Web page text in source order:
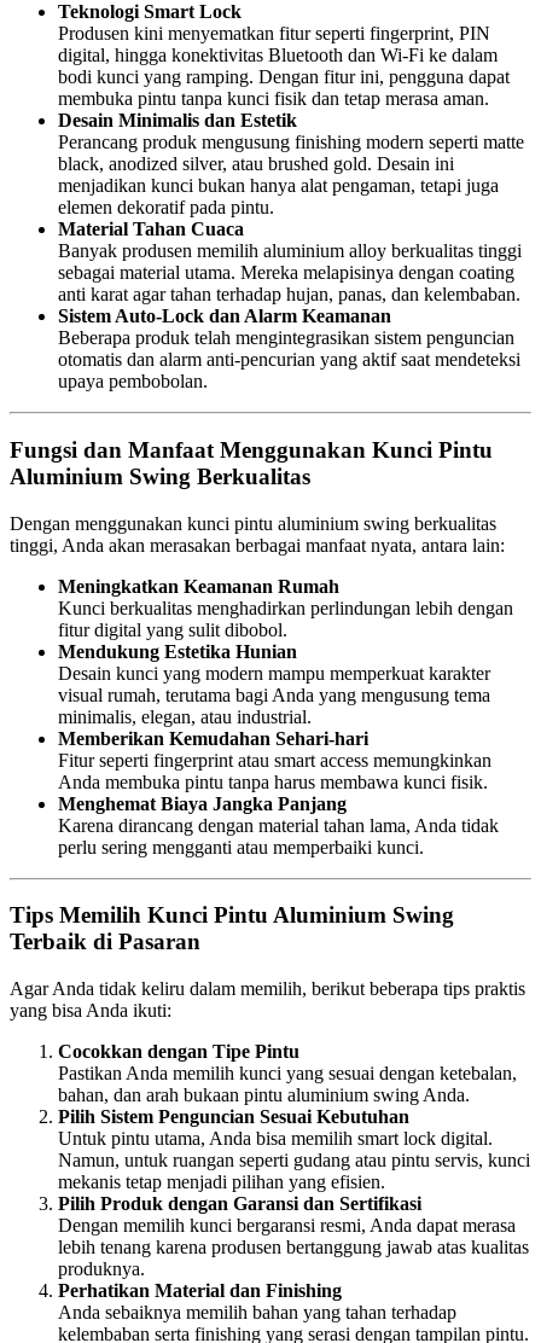
Teknologi Smart Lock
Produsen kini menyematkan fitur seperti fingerprint, PIN
digital, hingga konektivitas Bluetooth dan Wi-Fi ke dalam
bodi kunci yang ramping. Dengan fitur ini, pengguna dapat
membuka pintu tanpa kunci fisik dan tetap merasa aman.
Desain Minimalis dan Estetik
Perancang produk mengusung finishing modern seperti matte
black, anodized silver, atau brushed gold. Desain ini
menjadikan kunci bukan hanya alat pengaman, tetapi juga
elemen dekoratif pada pintu.
Material Tahan Cuaca
Banyak produsen memilih aluminium alloy berkualitas tinggi
sebagai material utama. Mereka melapisinya dengan coating
anti karat agar tahan terhadap hujan, panas, dan kelembaban.
Sistem Auto-Lock dan Alarm Keamanan
Beberapa produk telah mengintegrasikan sistem penguncian
otomatis dan alarm anti-pencurian yang aktif saat mendeteksi
upaya pembobolan.
Fungsi dan Manfaat Menggunakan Kunci Pintu
Aluminium Swing Berkualitas
Dengan menggunakan kunci pintu aluminium swing berkualitas
tinggi, Anda akan merasakan berbagai manfaat nyata, antara lain:
Meningkatkan Keamanan Rumah
Kunci berkualitas menghadirkan perlindungan lebih dengan
fitur digital yang sulit dibobol.
Mendukung Estetika Hunian
Desain kunci yang modern mampu memperkuat karakter
visual rumah, terutama bagi Anda yang mengusung tema
minimalis, elegan, atau industrial.
Memberikan Kemudahan Sehari-hari
Fitur seperti fingerprint atau smart access memungkinkan
Anda membuka pintu tanpa harus membawa kunci fisik.
Menghemat Biaya Jangka Panjang
Karena dirancang dengan material tahan lama, Anda tidak
perlu sering mengganti atau memperbaiki kunci.
Tips Memilih Kunci Pintu Aluminium Swing
Terbaik di Pasaran
Agar Anda tidak keliru dalam memilih, berikut beberapa tips praktis
yang bisa Anda ikuti:
Cocokkan dengan Tipe Pintu
Pastikan Anda memilih kunci yang sesuai dengan ketebalan,
bahan, dan arah bukaan pintu aluminium swing Anda.
Pilih Sistem Penguncian Sesuai Kebutuhan
Untuk pintu utama, Anda bisa memilih smart lock digital.
Namun, untuk ruangan seperti gudang atau pintu servis, kunci
mekanis tetap menjadi pilihan yang efisien.
Pilih Produk dengan Garansi dan Sertifikasi
Dengan memilih kunci bergaransi resmi, Anda dapat merasa
lebih tenang karena produsen bertanggung jawab atas kualitas
produknya.
Perhatikan Material dan Finishing
Anda sebaiknya memilih bahan yang tahan terhadap
kelembaban serta finishing yang serasi dengan tampilan pintu.